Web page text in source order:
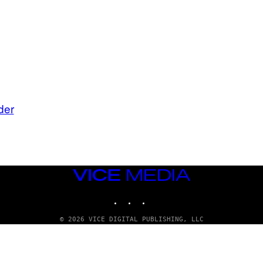
VICE
MEDIA
© 2026 VICE DIGITAL PUBLISHING, LLC